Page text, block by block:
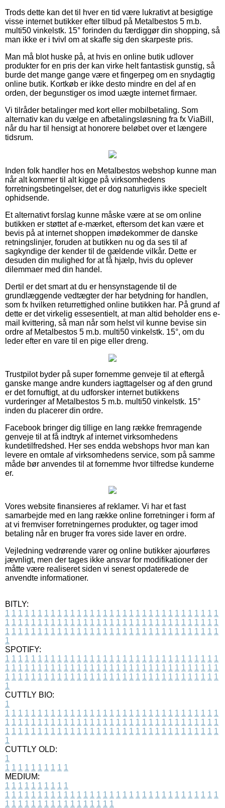
Trods dette kan det til hver en tid være lukrativt at besigtige
visse internet butikker efter tilbud på Metalbestos 5 m.b.
multi50 vinkelstk. 15° forinden du færdiggør din shopping, så
man ikke er i tvivl om at skaffe sig den skarpeste pris.
Man må blot huske på, at hvis en online butik udlover
produkter for en pris der kan virke helt fantastisk gunstig, så
burde det mange gange være et fingerpeg om en snydagtig
online butik. Kortkøb er ikke desto mindre en del af en
orden, der begunstiger os imod uægte internet firmaer.
Vi tilråder betalinger med kort eller mobilbetaling. Som
alternativ kan du vælge en afbetalingsløsning fra fx ViaBill,
når du har til hensigt at honorere beløbet over et længere
tidsrum.
Inden folk handler hos en Metalbestos webshop kunne man
når alt kommer til alt kigge på virksomhedens
forretningsbetingelser, det er dog naturligvis ikke specielt
ophidsende.
Et alternativt forslag kunne måske være at se om online
butikken er støttet af e-mærket, eftersom det kan være et
bevis på at internet shoppen imødekommer de danske
retningslinjer, foruden at butikken nu og da ses til af
sagkyndige der kender til de gældende vilkår. Dette er
desuden din mulighed for at få hjælp, hvis du oplever
dilemmaer med din handel.
Dertil er det smart at du er hensynstagende til de
grundlæggende vedtægter der har betydning for handlen,
som fx hvilken returrettighed online butikken har. På grund af
dette er det virkelig essesentielt, at man altid beholder ens e-
mail kvittering, så man når som helst vil kunne bevise sin
ordre af Metalbestos 5 m.b. multi50 vinkelstk. 15°, om du
leder efter en vare til en pige eller dreng.
Trustpilot byder på super fornemme genveje til at eftergå
ganske mange andre kunders iagttagelser og af den grund
er det fornuftigt, at du udforsker internet butikkens
vurderinger af Metalbestos 5 m.b. multi50 vinkelstk. 15°
inden du placerer din ordre.
Facebook bringer dig tillige en lang række fremragende
genveje til at få indtryk af internet virksomhedens
kundetilfredshed. Her ses endda webshops hvor man kan
levere en omtale af virksomhedens service, som på samme
måde bør anvendes til at fornemme hvor tilfredse kunderne
er.
Vores website finansieres af reklamer. Vi har et fast
samarbejde med en lang række online forretninger i form af
at vi fremviser forretningernes produkter, og tager imod
betaling når en bruger fra vores side laver en ordre.
Vejledning vedrørende varer og online butikker ajourføres
jævnligt, men der tages ikke ansvar for modifikationer der
måtte være realiseret siden vi senest opdaterede de
anvendte informationer.
BITLY:
1 1 1 1 1 1 1 1 1 1 1 1 1 1 1 1 1 1 1 1 1 1 1 1 1 1 1 1 1 1 1 1 1
1 1 1 1 1 1 1 1 1 1 1 1 1 1 1 1 1 1 1 1 1 1 1 1 1 1 1 1 1 1 1 1 1
1 1 1 1 1 1 1 1 1 1 1 1 1 1 1 1 1 1 1 1 1 1 1 1 1 1 1 1 1 1 1 1 1
1
SPOTIFY:
1 1 1 1 1 1 1 1 1 1 1 1 1 1 1 1 1 1 1 1 1 1 1 1 1 1 1 1 1 1 1 1 1
1 1 1 1 1 1 1 1 1 1 1 1 1 1 1 1 1 1 1 1 1 1 1 1 1 1 1 1 1 1 1 1 1
1 1 1 1 1 1 1 1 1 1 1 1 1 1 1 1 1 1 1 1 1 1 1 1 1 1 1 1 1 1 1 1 1
1
CUTTLY BIO:
1
1 1 1 1 1 1 1 1 1 1 1 1 1 1 1 1 1 1 1 1 1 1 1 1 1 1 1 1 1 1 1 1 1
1 1 1 1 1 1 1 1 1 1 1 1 1 1 1 1 1 1 1 1 1 1 1 1 1 1 1 1 1 1 1 1 1
1 1 1 1 1 1 1 1 1 1 1 1 1 1 1 1 1 1 1 1 1 1 1 1 1 1 1 1 1 1 1 1 1
1
CUTTLY OLD:
1
1 1 1 1 1 1 1 1 1 1
MEDIUM:
1 1 1 1 1 1 1 1 1 1
1 1 1 1 1 1 1 1 1 1 1 1 1 1 1 1 1 1 1 1 1 1 1 1 1 1 1 1 1 1 1 1 1
1 1 1 1 1 1 1 1 1 1 1 1 1 1 1 1 1